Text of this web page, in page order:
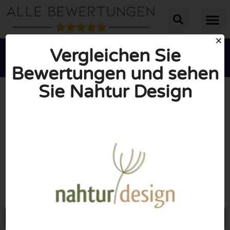

INSGESAMT: 10/10
(0 Bewertungen)
Vergleichen Sie
Bewertungen und sehen
Sie Nahtur Design